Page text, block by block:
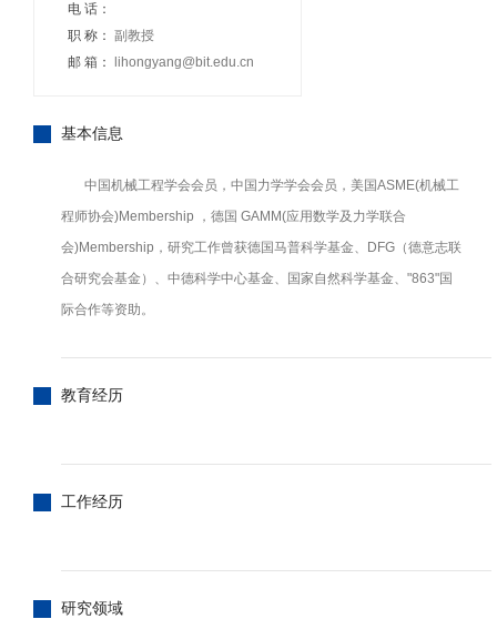
电 话：
职 称： 副教授
邮 箱：
lihongyang@bit.edu.cn
基本信息
中国机械工程学会会员，中国力学学会会员，美国ASME(机械工
程师协会)Membership ，德国 GAMM(应用数学及力学联合
会)Membership，研究工作曾获德国马普科学基金、DFG（德意志联
合研究会基金）、中德科学中心基金、国家自然科学基金、"863"国
际合作等资助。
教育经历
工作经历
研究领域